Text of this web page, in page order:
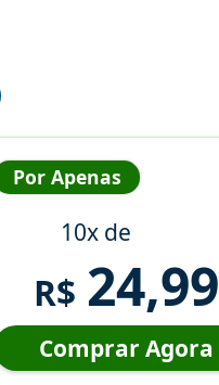
Por Apenas
10x de
R$ 24,99
Comprar Agora